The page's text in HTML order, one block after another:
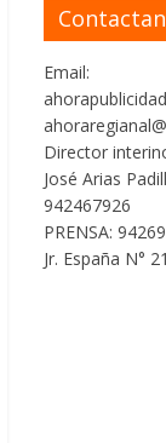
Email:
Director
José Arias
942467926
PRENSA:
Jr. España N°